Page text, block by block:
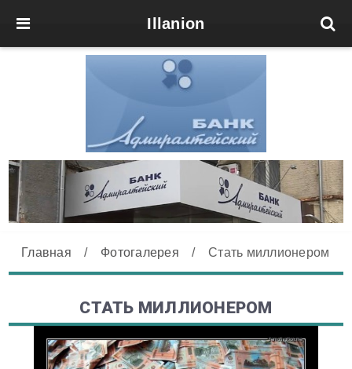
Illanion
Главная / Фотогалерея / Стать миллионером
СТАТЬ МИЛЛИОНЕРОМ